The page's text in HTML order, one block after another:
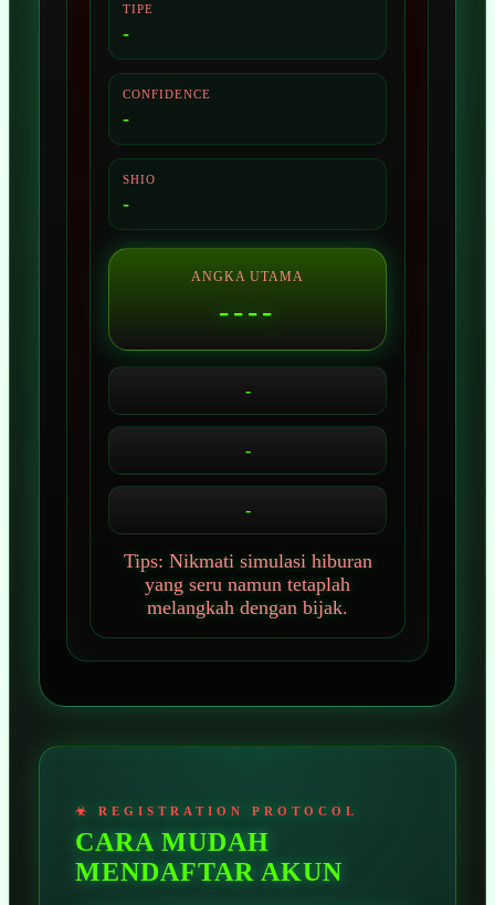
TIPE
-
CONFIDENCE
-
SHIO
-
ANGKA UTAMA
----
-
-
-
Tips: Nikmati simulasi hiburan
yang seru namun tetaplah
melangkah dengan bijak.
CARA MUDAH
MENDAFTAR AKUN